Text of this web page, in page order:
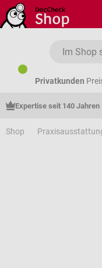
Zum Hauptinhalt
Privatkunden
Expertise seit 140 Jahren
Shop